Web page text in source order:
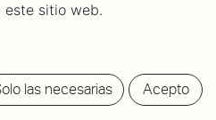
este sitio web.
las necesarias Acepto